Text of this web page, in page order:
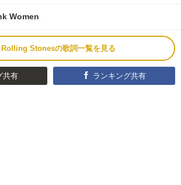
Women
Stonesの歌詞一覧を見る
共有 ランキング共有